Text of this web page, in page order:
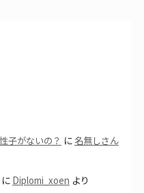
子がないの？ に名無しさん
に Diplomi_xoen より